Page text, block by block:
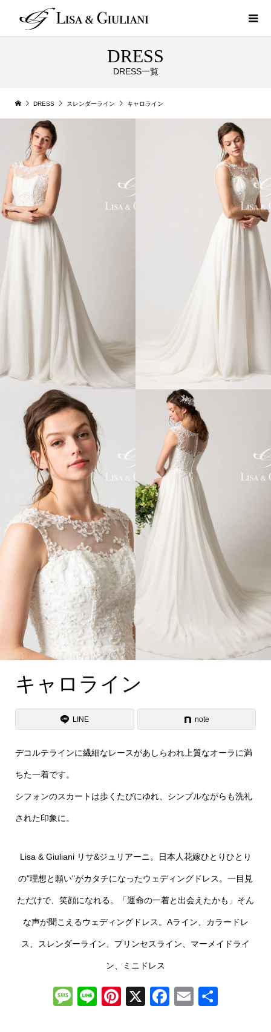
DRESS
DRESS一覧
DRESS スレンダーライン キャロライン
キャロライン
LINE note
デコルテラインに繊細なレースがあしらわれ上質なオーラに満
ちた一着です。
シフォンのスカートは歩くたびにゆれ、シンプルながらも洗礼
された印象に。
Lisa & Giuliani リサ&ジュリアーニ。日本人花嫁ひとりひとり
の"理想と願い"がカタチになったウェディングドレス。一目見
ただけで、笑顔になれる。「運命の一着と出会えたかも」そん
な声が聞こえるウェディングドレス。Aライン、カラードレ
ス、スレンダーライン、プリンセスライン、マーメイドライ
ン、ミニドレス
Message
LinePinterest
X Facebook
Email